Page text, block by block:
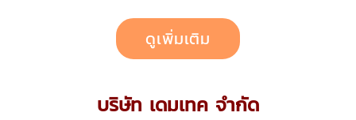
ดูเพิ่มเติม
บริษัท เดมเทค จำกัด